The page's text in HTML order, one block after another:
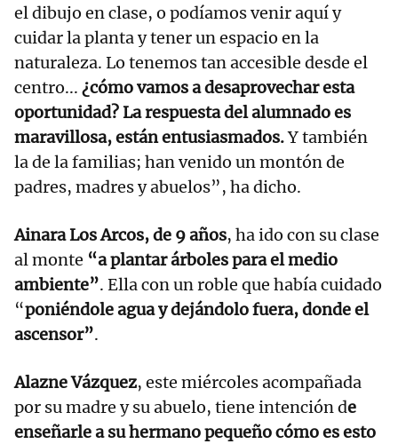
el dibujo en clase, o podíamos venir aquí y
cuidar la planta y tener un espacio en la
naturaleza. Lo tenemos tan accesible desde el
centro... ¿cómo vamos a desaprovechar esta
oportunidad? La respuesta del alumnado es
maravillosa, están entusiasmados.Y también
la de la familias; han venido un montón de
padres, madres y abuelos”, ha dicho.
Ainara Los Arcos, de 9 años, ha ido con su clase
al monte “a plantar árboles para el medio
ambiente”. Ella con un roble que había cuidado
“poniéndole agua y dejándolo fuera, donde el
ascensor”.
Alazne Vázquez, este miércoles acompañada
por su madre y su abuelo, tiene intención de
enseñarle a su hermano pequeño cómo es esto